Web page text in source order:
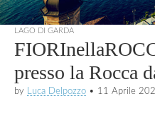
LAGO DI GARDA
presso la Rocca
by Luca Delpozzo • 11 Aprile